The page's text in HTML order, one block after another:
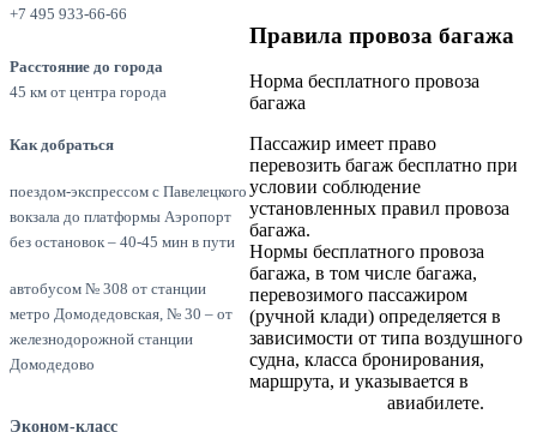
+7 495 933-66-66
Расстояние до города
45 км от центра города
Как добраться
поездом-экспрессом с Павелецкого
вокзала до платформы Аэропорт
без остановок – 40-45 мин в пути
автобусом № 308 от станции
метро Домодедовская, № 30 – от
железнодорожной станции
Домодедово
Эконом-класс
Правила провоза багажа
Норма бесплатного провоза
багажа
Пассажир имеет право
перевозить багаж бесплатно при
условии соблюдение
установленных правил провоза
багажа.
Нормы бесплатного провоза
багажа, в том числе багажа,
перевозимого пассажиром
(ручной клади) определяется в
зависимости от типа воздушного
судна, класса бронирования,
маршрута, и указывается в
авиабилете.